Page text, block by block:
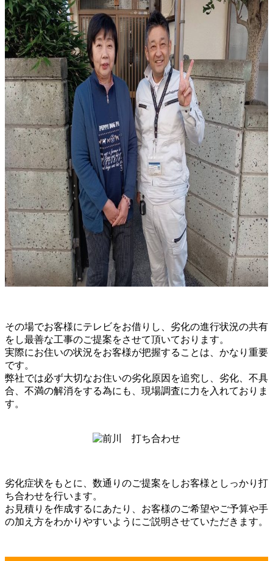
その場でお客様にテレビをお借りし、劣化の進行状況の共有
をし最善な工事のご提案をさせて頂いております。
実際にお住いの状況をお客様が把握することは、かなり重要
です。
弊社では必ず大切なお住いの劣化原因を追究し、劣化、不具
合、不満の解消をする為にも、現場調査に力を入れておりま
す。
劣化症状をもとに、数通りのご提案をしお客様としっかり打
ち合わせを行います。
お見積りを作成するにあたり、お客様のご希望やご予算や手
の加え方をわかりやすいようにご説明させていただきます。